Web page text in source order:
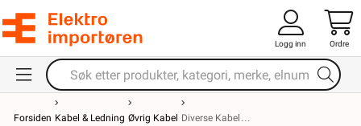
Logg inn Ordre
Forsiden Kabel & Ledning Øvrig Kabel Diverse Kabel